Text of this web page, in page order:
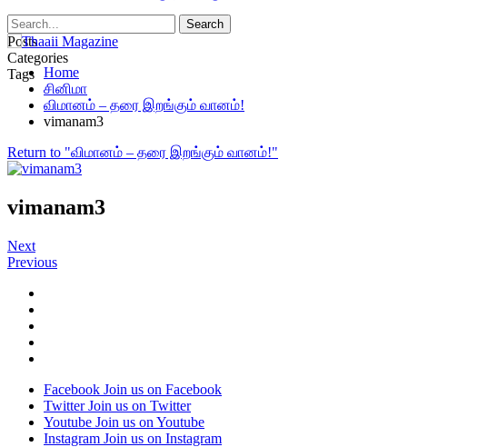
Posts
Categories
Tags Home
சினிமா
விமானம் – தரை இறங்கும் வானம்!
vimanam3
Return to "விமானம் – தரை இறங்கும் வானம்!"
vimanam3
Next
Previous
Facebook Join us on Facebook
Twitter Join us on Twitter
Youtube Join us on Youtube
Instagram Join us on Instagram